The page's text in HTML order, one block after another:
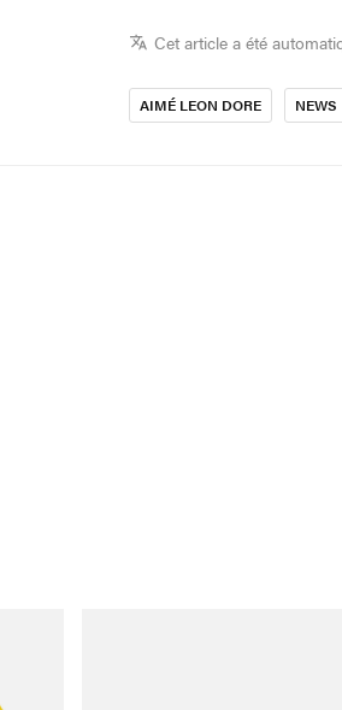
Cet article a été
AIMÉ LEON DORE NEWS